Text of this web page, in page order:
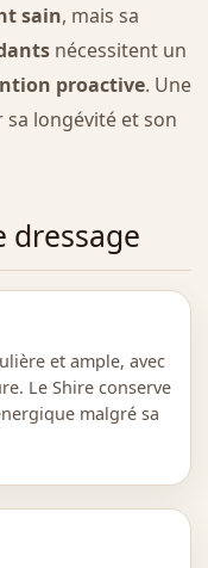
sain, mais sa
nécessitent un
proactive. Une
sa longévité et son
dressage
et ample, avec
Le Shire conserve
malgré sa